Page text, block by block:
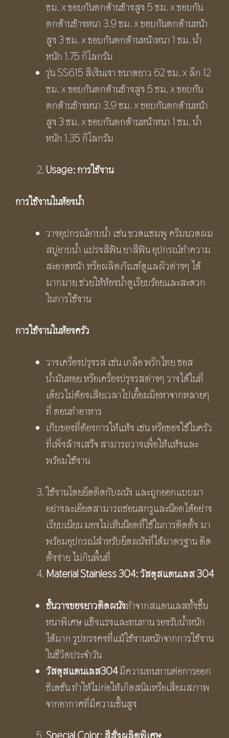
ซม. x ขอบกันตกด้านข้างสูง 5 ซม. x ขอบกัน
ตกด้านข้างหนา 3.9 ซม. x ขอบกันตกด้านหน้า
สูง 3 ซม. x ขอบกันตกด้านหน้าหนา 1 ซม. น้ำ
หนัก 1.75 กิโลกรัม
รุ่น SS615 สีเงินเงา ขนาดยาว 62 ซม. x ลึก 12
ซม. x ขอบกันตกด้านข้างสูง 5 ซม. x ขอบกัน
ตกด้านข้างหนา 3.9 ซม. x ขอบกันตกด้านหน้า
สูง 3 ซม. x ขอบกันตกด้านหน้าหนา 1 ซม. น้ำ
หนัก 1.35 กิโลกรัม
Usage: การใช้งาน
การใช้งานในห้องน้ำ
วางอุปกรณ์อาบน้ำ เช่น ขวดแชมพู ครีมนวดผม
สบู่อาบน้ำ แปรงสีฟัน ยาสีฟัน อุปกรณ์ทำความ
สะอาดหน้า หรือผลิตภัณฑ์ดูแลผิวต่างๆ ได้
มากมาย ช่วยให้ห้องน้ำดูเรียบร้อยและสะดวก
ในการใช้งาน
การใช้งานในห้องครัว
วางเครื่องปรุงรส เช่น เกลือ พริกไทย ซอส
น้ำมันหอย หรือเครื่องปรุงรสต่างๆ วางได้ในที่
เดียวไม่ต้องเสียเวลาไปเอื้อมมือหาจากหลายๆ
ที่ ตอนทำอาหาร
เก็บของที่ต้องการให้แห้ง เช่น หรือของใช้ในครัว
ที่เพิ่งล้างเสร็จ สามารถวางเพื่อให้แห้งและ
พร้อมใช้งาน
ใช้งานโดยยึดติดกับผนัง และถูกออกแบบมา
อย่างละเอียดสามารถซ่อนสกรูและน็อตได้อย่าง
เรียบเนียน มองไม่เห็นน็อตที่ใช้ในการติดตั้ง มา
พร้อมอุปกรณ์สำหรับยึดผนังที่ได้มาตรฐาน ติด
ตั้งง่าย ไม่กินพื้นที่
Material Stainless 304: วัสดุสแตนเลส 304
ชั้นวางของยาวติดผนังทำจากสแตนเลสทั้งชิ้น
หนาพิเศษ แข็งแรงและทนทาน รองรับน้ำหนัก
ได้มาก รูปทรงคงที่แม้ใช้งานหนักจากการใช้งาน
ในชีวิตประจำวัน
วัสดุสแตนเลส304มีความทนทานต่อการออก
ซิเดชั่น ทำให้ไม่ก่อให้เกิดสนิมหรือเสื่อมสภาพ
จากอากาศที่มีความชื้นสูง